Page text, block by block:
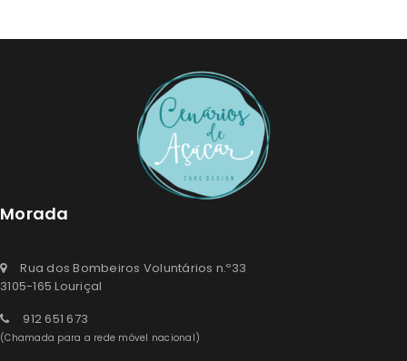
Morada
Rua dos Bombeiros Voluntários n.º33
3105-165 Louriçal
912 651 673
(Chamada para a rede móvel nacional)